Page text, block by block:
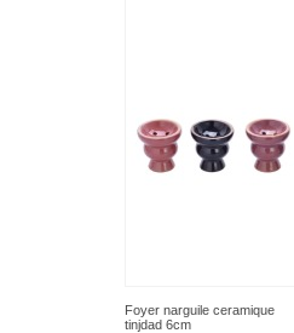
Foyer narguile ceramique
tinjdad 6cm